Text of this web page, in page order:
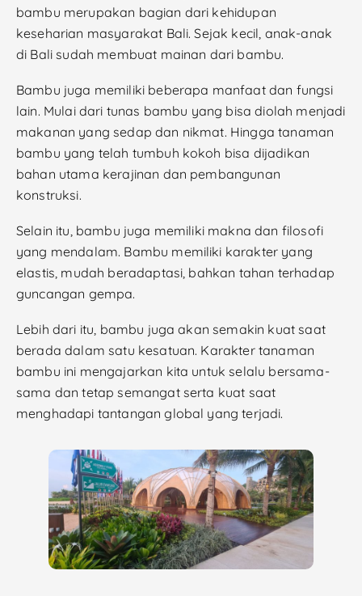
bambu merupakan bagian dari kehidupan
keseharian masyarakat Bali. Sejak kecil, anak-anak
di Bali sudah membuat mainan dari bambu.
Bambu juga memiliki beberapa manfaat dan fungsi
lain. Mulai dari tunas bambu yang bisa diolah menjadi
makanan yang sedap dan nikmat. Hingga tanaman
bambu yang telah tumbuh kokoh bisa dijadikan
bahan utama kerajinan dan pembangunan
konstruksi.
Selain itu, bambu juga memiliki makna dan filosofi
yang mendalam. Bambu memiliki karakter yang
elastis, mudah beradaptasi, bahkan tahan terhadap
guncangan gempa.
Lebih dari itu, bambu juga akan semakin kuat saat
berada dalam satu kesatuan. Karakter tanaman
bambu ini mengajarkan kita untuk selalu bersama-
sama dan tetap semangat serta kuat saat
menghadapi tantangan global yang terjadi.